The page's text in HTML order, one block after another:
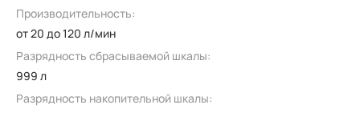
Производительность:
от 20 до 120 л/мин
Разрядность сбрасываемой шкалы:
999 л
Разрядность накопительной шкалы: